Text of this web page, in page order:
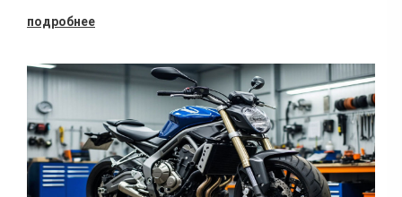
подробнее